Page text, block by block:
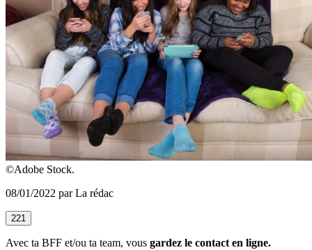
©Adobe Stock.
08/01/2022 par La rédac
221
Avec ta BFF et/ou ta team, vous gardez le contact en ligne.